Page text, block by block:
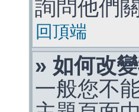
詢問他們
回頂端
» 如何改
一般您不